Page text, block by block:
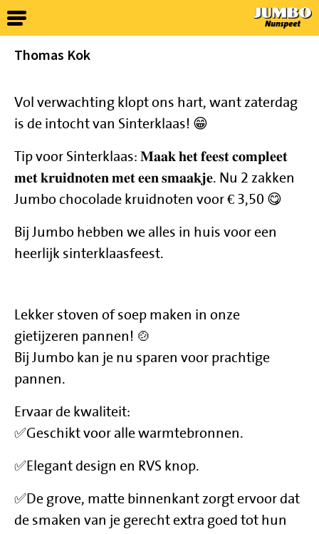
Thomas Kok
Vol verwachting klopt ons hart, want zaterdag
is de intocht van Sinterklaas! 😁
Tip voor Sinterklaas: 𝐌𝐚𝐚𝐤 𝐡𝐞𝐭 𝐟𝐞𝐞𝐬𝐭 𝐜𝐨𝐦𝐩𝐥𝐞𝐞𝐭
𝐦𝐞𝐭 𝐤𝐫𝐮𝐢𝐝𝐧𝐨𝐭𝐞𝐧 𝐦𝐞𝐭 𝐞𝐞𝐧 𝐬𝐦𝐚𝐚𝐤𝐣𝐞. Nu 2 zakken
Jumbo chocolade kruidnoten voor € 3,50 😋
Bij Jumbo hebben we alles in huis voor een
heerlijk sinterklaasfeest.
Lekker stoven of soep maken in onze
gietijzeren pannen! 🍲
Bij Jumbo kan je nu sparen voor prachtige
pannen.
Ervaar de kwaliteit:
✅Geschikt voor alle warmtebronnen.
✅Elegant design en RVS knop.
✅De grove, matte binnenkant zorgt ervoor dat
de smaken van je gerecht extra goed tot hun